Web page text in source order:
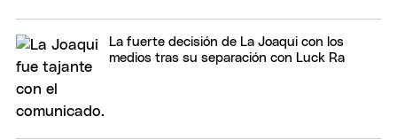
La fuerte decisión de La Joaqui con los
medios tras su separación con Luck Ra